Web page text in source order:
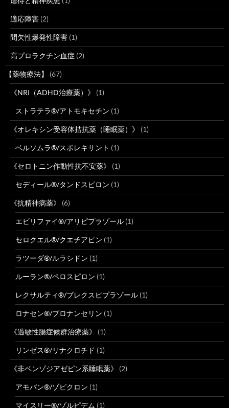
適応障害 (2)
間欠性爆発性障害 (1)
高プロラクチン血症 (2)
【薬物療法】 (67)
《NRI（ADHD治療薬）》 (1)
ストラテラ®/アトモキセチン (1)
《オレキシン受容体拮抗薬（睡眠薬）》 (1)
ベルソムラ®/スボレキサント (1)
《セロトニン作動性抗不安薬》 (1)
セディール®/タンドスピロン (1)
《抗精神病薬》 (6)
エビリファイ®/アリピプラゾール (1)
セロクエル®/クエチアピン (1)
ラツーダ®/ルラシドン (1)
ルーラン®/ペロスピロン (1)
レクサルティ®/ブレクスピプラゾール (1)
ロナセン®/ブロナンセリン (1)
《過敏性腸症候群治療薬》 (1)
リンゼス®/リナクロチド (1)
《非ベンゾジアゼピン系睡眠薬》 (2)
アモバン®/ゾピクロン (1)
マイスリー®/ゾルピデム (1)